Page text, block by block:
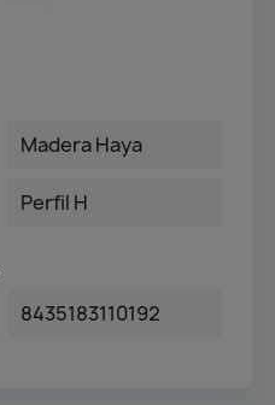
Madera Haya
Perfil H
8435183110192